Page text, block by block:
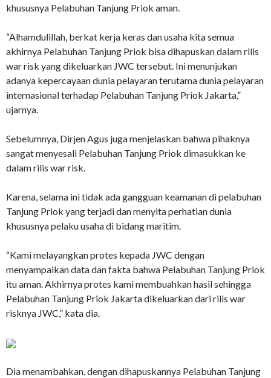
khususnya Pelabuhan Tanjung Priok aman.
“Alhamdulillah, berkat kerja keras dan usaha kita semua
akhirnya Pelabuhan Tanjung Priok bisa dihapuskan dalam rilis
war risk yang dikeluarkan JWC tersebut. Ini menunjukan
adanya kepercayaan dunia pelayaran terutama dunia pelayaran
internasional terhadap Pelabuhan Tanjung Priok Jakarta,”
ujarnya.
Sebelumnya, Dirjen Agus juga menjelaskan bahwa pihaknya
sangat menyesali Pelabuhan Tanjung Priok dimasukkan ke
dalam rilis war risk.
Karena, selama ini tidak ada gangguan keamanan di pelabuhan
Tanjung Priok yang terjadi dan menyita perhatian dunia
khususnya pelaku usaha di bidang maritim.
“Kami melayangkan protes kepada JWC dengan
menyampaikan data dan fakta bahwa Pelabuhan Tanjung Priok
itu aman. Akhirnya protes kami membuahkan hasil sehingga
Pelabuhan Tanjung Priok Jakarta dikeluarkan dari rilis war
risknya JWC,” kata dia.
Dia menambahkan, dengan dihapuskannya Pelabuhan Tanjung